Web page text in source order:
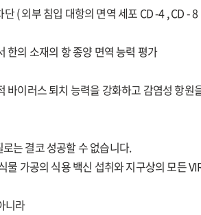
( 외부 침입 대항의 면역 세포 CD -4 , CD -
한의 소재의 항 종양 면역 능력 평가
이러스 퇴치 능력을 강화하고 감염성 항원
는 결코 성공할 수 없습니다.
가공의 식용 백신 섭취와 지구상의 모든
니라